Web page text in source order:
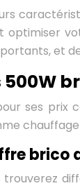
optimiser
et
ses prix
brico
trouverez